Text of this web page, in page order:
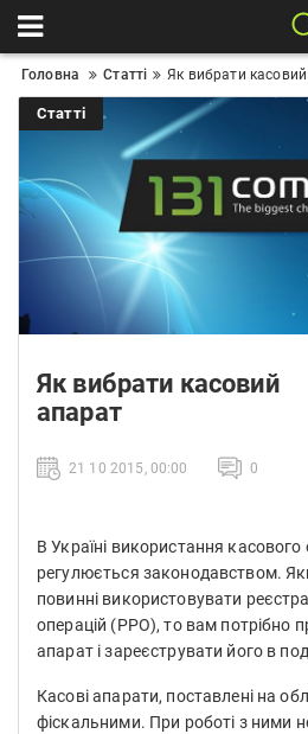
Головна Статті Як вибрати
Статті
Як вибрати касовий
апарат
21 10 2015, 00:00 0
В Україні використання
регулюється законодавством.
повинні використовувати
операцій (РРО), то вам потрібно
апарат і зареєструвати його в
Касові апарати, поставлені на
фіскальними. При роботі з ними